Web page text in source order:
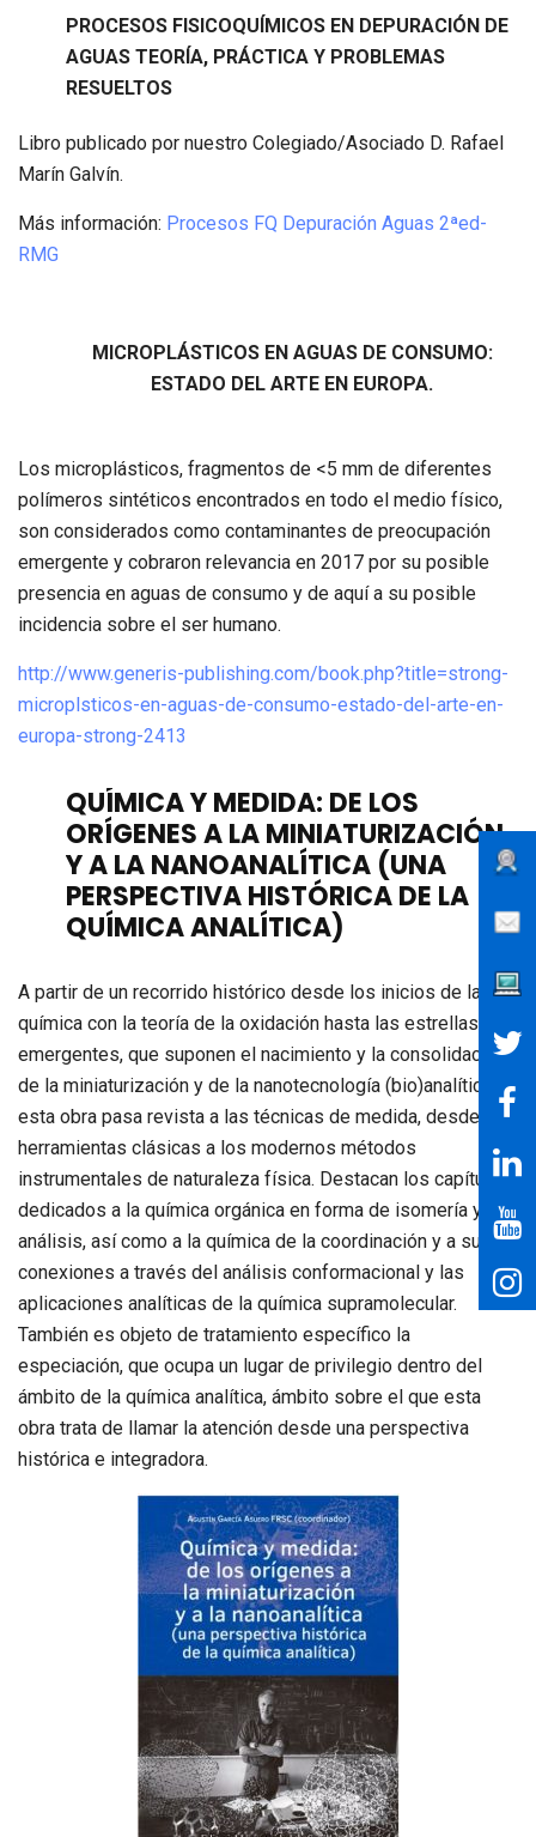
PROCESOS FISICOQUÍMICOS EN DEPURACIÓN DE
AGUAS TEORÍA, PRÁCTICA Y PROBLEMAS
RESUELTOS
Libro publicado por nuestro Colegiado/Asociado D. Rafael
Marín Galvín.
Más información: Procesos FQ Depuración Aguas 2ªed-
RMG
MICROPLÁSTICOS EN AGUAS DE CONSUMO:
ESTADO DEL ARTE EN EUROPA.
Los microplásticos, fragmentos de <5 mm de diferentes
polímeros sintéticos encontrados en todo el medio físico,
son considerados como contaminantes de preocupación
emergente y cobraron relevancia en 2017 por su posible
presencia en aguas de consumo y de aquí a su posible
incidencia sobre el ser humano.
http://www.generis-publishing.com/book.php?title=strong-
microplsticos-en-aguas-de-consumo-estado-del-arte-en-
europa-strong-2413
QUÍMICA Y MEDIDA: DE LOS
ORÍGENES A LA MINIATURIZACIÓN
Y A LA NANOANALÍTICA (UNA
PERSPECTIVA HISTÓRICA DE LA
QUÍMICA ANALÍTICA)
A partir de un recorrido histórico desde los inicios de la
química con la teoría de la oxidación hasta las estrellas
emergentes, que suponen el nacimiento y la consolidación
de la miniaturización y de la nanotecnología (bio)analítica,
esta obra pasa revista a las técnicas de medida, desde las
herramientas clásicas a los modernos métodos
instrumentales de naturaleza física. Destacan los capítulos
dedicados a la química orgánica en forma de isomería y
análisis, así como a la química de la coordinación y a sus
conexiones a través del análisis conformacional y las
aplicaciones analíticas de la química supramolecular.
También es objeto de tratamiento específico la
especiación, que ocupa un lugar de privilegio dentro del
ámbito de la química analítica, ámbito sobre el que esta
obra trata de llamar la atención desde una perspectiva
histórica e integradora.